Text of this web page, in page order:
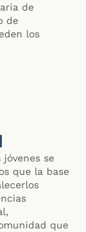
de
de
los
se
que la base
que